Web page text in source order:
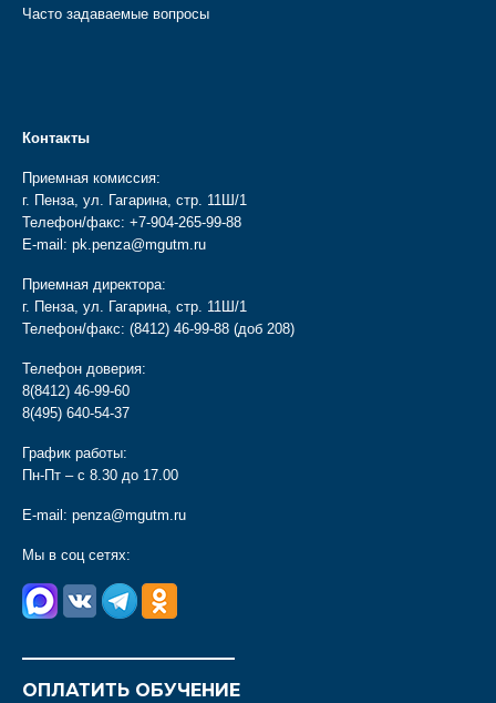
Часто задаваемые вопросы
Контакты
Приемная комиссия:
г. Пенза, ул. Гагарина, стр. 11Ш/1
Телефон/факс: +7-904-265-99-88
E-mail: pk.penza@mgutm.ru
Приемная директора:
г. Пенза, ул. Гагарина, стр. 11Ш/1
Телефон/факс: (8412) 46-99-88 (доб 208)
Телефон доверия:
8(8412) 46-99-60
8(495) 640-54-37
График работы:
Пн-Пт – с 8.30 до 17.00
E-mail: penza@mgutm.ru
Мы в соц сетях:
ОПЛАТИТЬ ОБУЧЕНИЕ